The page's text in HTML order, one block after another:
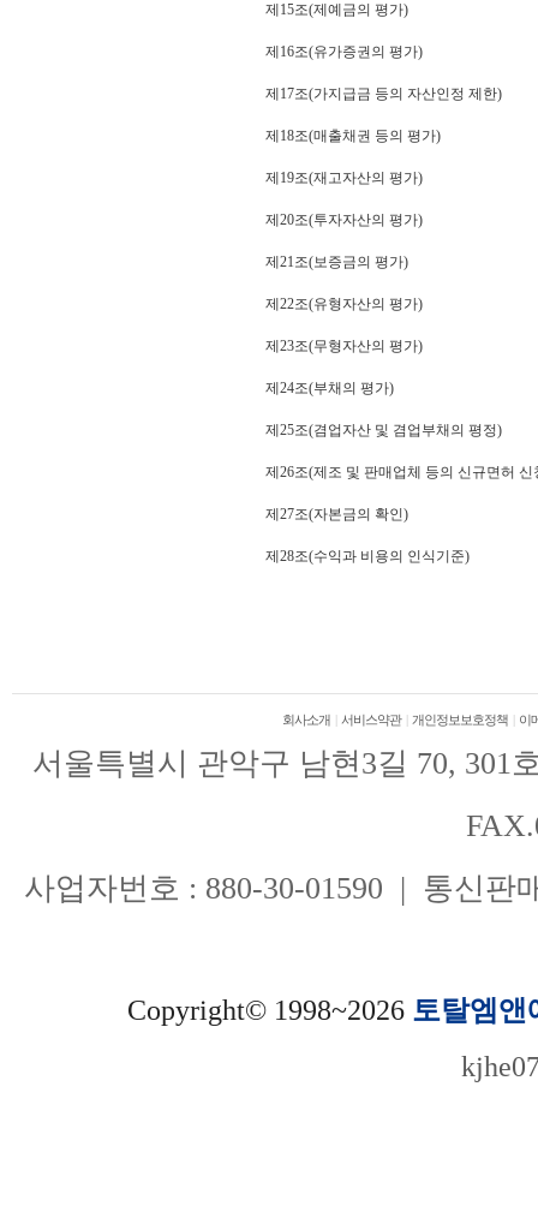
제15조(제예금의 평가)
제16조(유가증권의 평가)
제17조(가지급금 등의 자산인정 제한)
제18조(매출채권 등의 평가)
제19조(재고자산의 평가)
제20조(투자자산의 평가)
제21조(보증금의 평가)
제22조(유형자산의 평가)
제23조(무형자산의 평가)
제24조(부채의 평가)
제25조(겸업자산 및 겸업부채의 평정)
제26조(제조 및 판매업체 등의 신규면허
제27조(자본금의 확인)
제28조(수익과 비용의 인식기준)
회사소개 서비스약관 개인정보보호정책 이
서울특별시 관악구 남현3길 70, 301
사업자번호 : 880-30-01590 | 통신판
Copyright© 1998~2026 토탈엠앤